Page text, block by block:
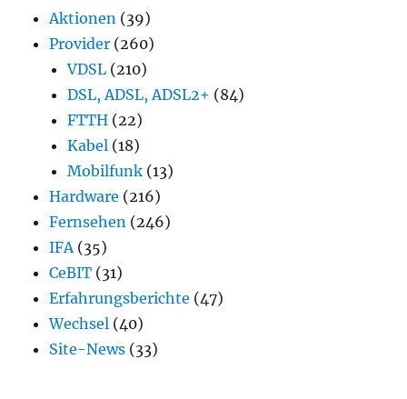
Aktionen (39)
Provider (260)
VDSL (210)
DSL, ADSL, ADSL2+ (84)
FTTH (22)
Kabel (18)
Mobilfunk (13)
Hardware (216)
Fernsehen (246)
IFA (35)
CeBIT (31)
Erfahrungsberichte (47)
Wechsel (40)
Site-News (33)